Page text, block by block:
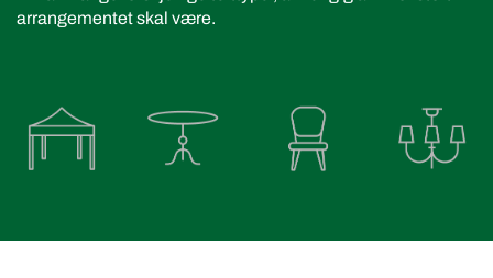
arrangementet skal være.